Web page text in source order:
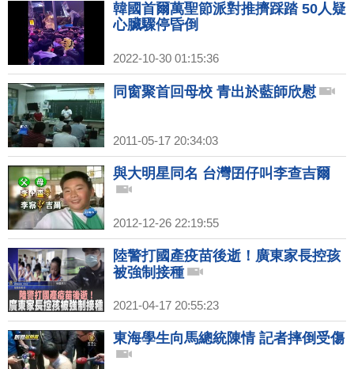
韓國首爾萬聖節派對推擠踩踏 50人疑
心臟驟停昏倒
2022-10-30 01:15:36
同窗聚首回母校 青出於藍師欣慰
2011-05-17 20:34:03
與大明星同名 台灣囝仔叫李查吉爾
2012-12-26 22:19:55
陸警打國產疫苗後逝！廣東家長控孩
被強制接種
2021-04-17 20:55:23
東海學生向馬總統陳情 記者摔倒受傷